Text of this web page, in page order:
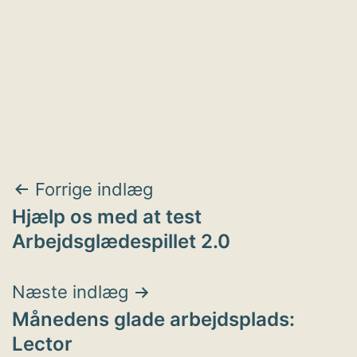
Indlægsnavigation
Forrige indlæg
Hjælp os med at test
Arbejdsglædespillet 2.0
Næste indlæg
Månedens glade arbejdsplads:
Lector